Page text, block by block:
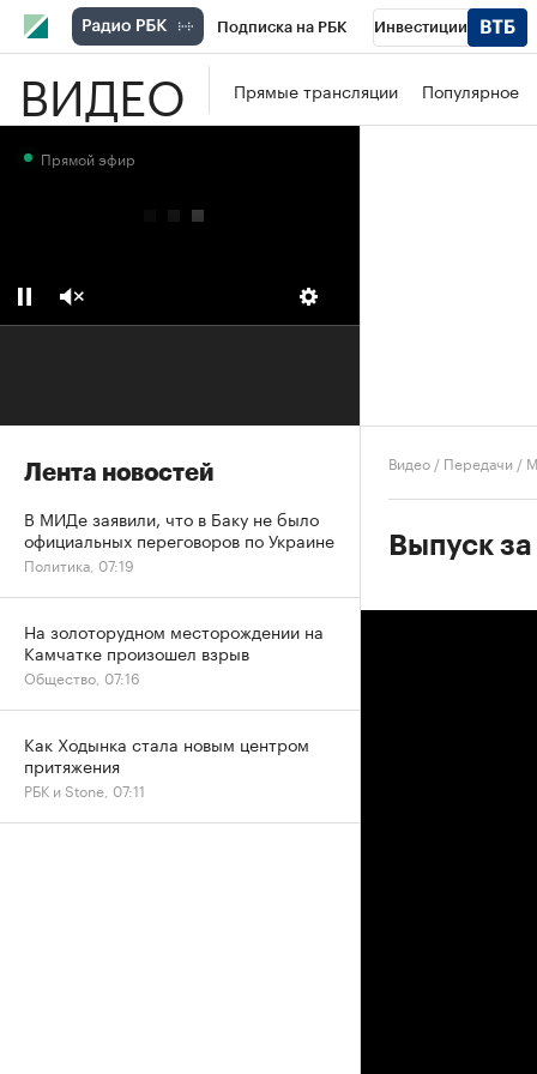
Подписка на РБК Инвестиции
ВИДЕО Прямые трансляции Популярное
Видео / Передачи /
Выпуск
Прямой эфир
Лента новостей
В МИДе заявили, что в Баку не было
официальных переговоров по Украине
Политика, 07:19
На золоторудном месторождении на
Камчатке произошел взрыв
Общество, 07:16
Как Ходынка стала новым центром
притяжения
РБК и Stone, 07:11